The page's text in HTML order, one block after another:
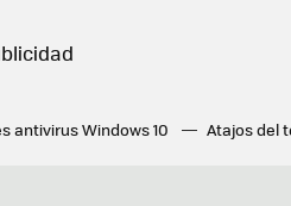
antivirus Windows 10 Atajos del